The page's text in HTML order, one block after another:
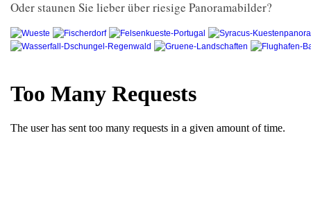
Oder staunen Sie lieber über riesige Panoramabilder?